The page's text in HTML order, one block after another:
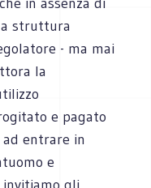
a struttura
- ma mai
la
e pagato
entrare in
e